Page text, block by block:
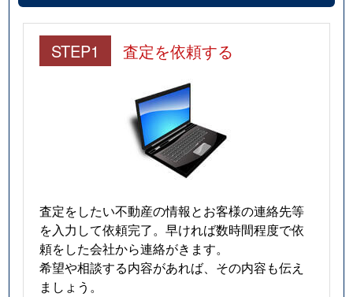
STEP1 査定を依頼する
査定をしたい不動産の情報とお客様の連絡先等
を入力して依頼完了。早ければ数時間程度で依
頼をした会社から連絡がきます。
希望や相談する内容があれば、その内容も伝え
ましょう。